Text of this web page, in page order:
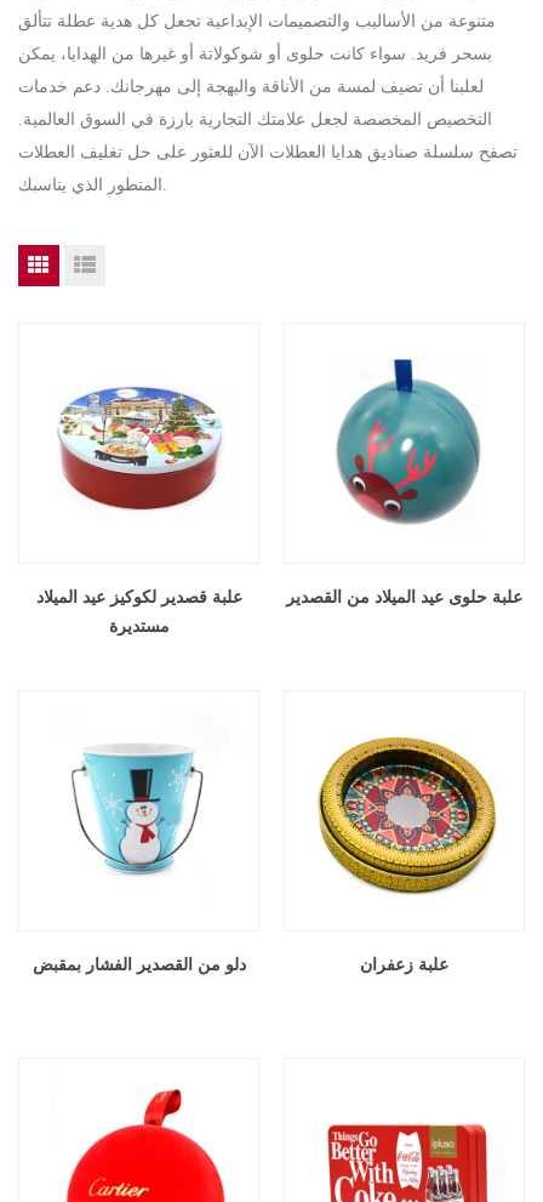
متنوعة من الأساليب والتصميمات الإبداعية تجعل كل هدية عطلة تتألق
بسحر فريد. سواء كانت حلوى أو شوكولاتة أو غيرها من الهدايا، يمكن
لعلبنا أن تضيف لمسة من الأناقة والبهجة إلى مهرجانك. دعم خدمات
التخصيص المخصصة لجعل علامتك التجارية بارزة في السوق العالمية.
تصفح سلسلة صناديق هدايا العطلات الآن للعثور على حل تغليف العطلات
المتطور الذي يناسبك.
علبة قصدير لكوكيز عيد الميلاد
مستديرة
علبة حلوى عيد الميلاد من القصدير
دلو من القصدير الفشار بمقبض علبة زعفران